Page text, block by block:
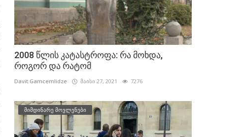
2008 წლის კატასტროფა: რა მოხდა,
როგორ და რატომ
Davit.Gamcemlidze მაისი 27, 2021 7276
მიმდინარე მოვლენები